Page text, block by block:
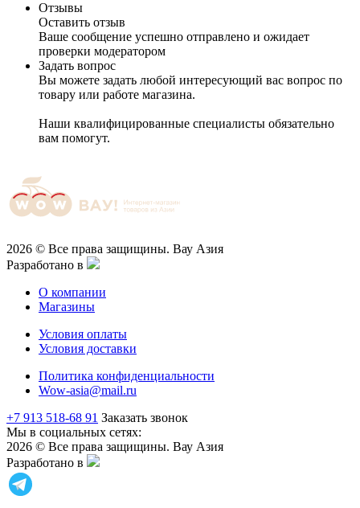
Отзывы
Оставить отзыв
Ваше сообщение успешно отправлено и ожидает
проверки модератором
Задать вопрос
Вы можете задать любой интересующий вас вопрос по
товару или работе магазина.
Наши квалифицированные специалисты обязательно
вам помогут.
2026 © Все права защищины. Вау Азия
Разработано в
О компании
Магазины
Условия оплаты
Условия доставки
Политика конфиденциальности
Wow-asia@mail.ru
+7 913 518-68 91 Заказать звонок
Мы в социальных сетях:
2026 © Все права защищины. Вау Азия
Разработано в